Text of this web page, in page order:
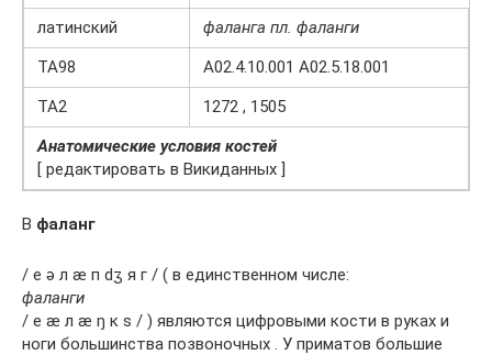
латинский
фаланга пл. фаланги
TA98
A02.4.10.001 A02.5.18.001
TA2
1272 , 1505
Анатомические условия костей
[ редактировать в Викиданных ]
В фаланг
/ е ə л æ п dʒ я г / ( в единственном числе:
фаланги
/ е æ л æ ŋ к s / ) являются цифровыми кости в руках и
ноги большинства позвоночных . У приматов большие